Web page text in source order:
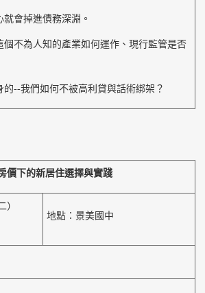
會掉進債務深淵。
不為人知的產業如何運作、現行監管是否
--我們如何不被高利貸與話術綁架？
價下的新居住選擇與實踐
）
地點：景美國中